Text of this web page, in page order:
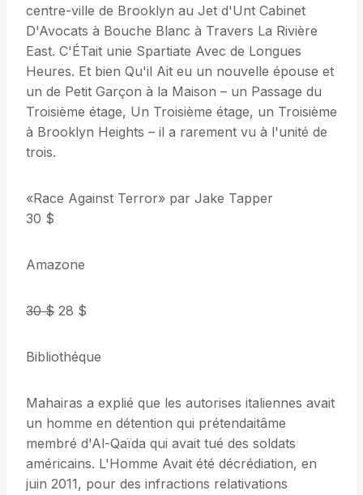
centre-ville de Brooklyn au Jet d'Unt Cabinet
D'Avocats à Bouche Blanc à Travers La Rivière
East. C'ÉTait unie Spartiate Avec de Longues
Heures. Et bien Qu'il Ait eu un nouvelle épouse et
un de Petit Garçon à la Maison – un Passage du
Troisième étage, Un Troisième étage, un Troisième
à Brooklyn Heights – il a rarement vu à l'unité de
trois.
«Race Against Terror» par Jake Tapper
30 $
Amazone
30 $ 28 $
Bibliothéque
Mahairas a explié que les autorises italiennes avait
un homme en détention qui prétendaitâme
membré d'Al-Qaïda qui avait tué des soldats
américains. L'Homme Avait été décrédiation, en
juin 2011, pour des infractions relativations